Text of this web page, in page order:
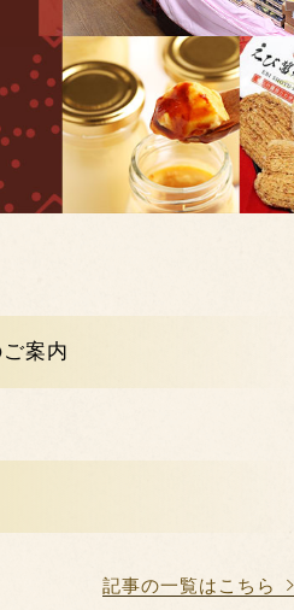
案内
記事の一覧はこちら
会員登録
内容に変更がある場合は、こちら